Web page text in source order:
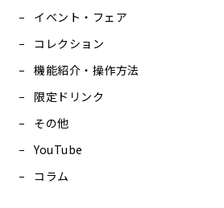
イベント・フェア
コレクション
機能紹介・操作方法
限定ドリンク
その他
YouTube
コラム